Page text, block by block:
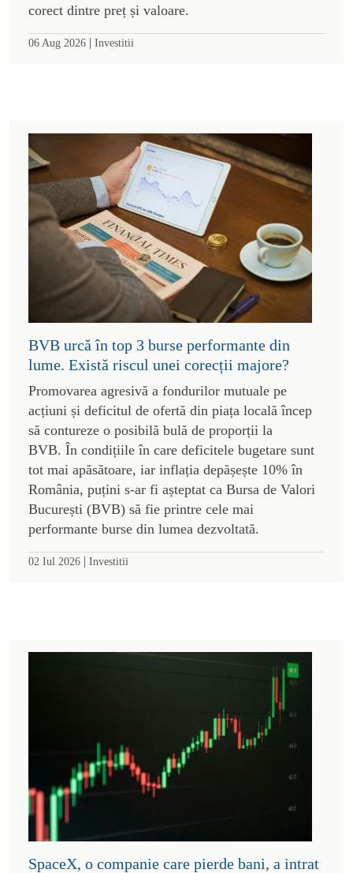
corect dintre preț și valoare.
06 Aug 2026 | Investitii
BVB urcă în top 3 burse performante din
lume. Există riscul unei corecții majore?
Promovarea agresivă a fondurilor mutuale pe
acțiuni și deficitul de ofertă din piața locală încep
să contureze o posibilă bulă de proporții la
BVB. În condițiile în care deficitele bugetare sunt
tot mai apăsătoare, iar inflația depășește 10% în
România, puțini s-ar fi așteptat ca Bursa de Valori
București (BVB) să fie printre cele mai
performante burse din lumea dezvoltată.
02 Iul 2026 | Investitii
SpaceX, o companie care pierde bani, a intrat